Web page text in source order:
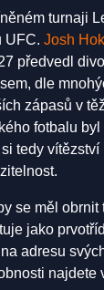
turnaji
UFC. Josh
předvedl
dle
zápasů v
fotbalu
tedy
se měl
jako
adresu
najdete